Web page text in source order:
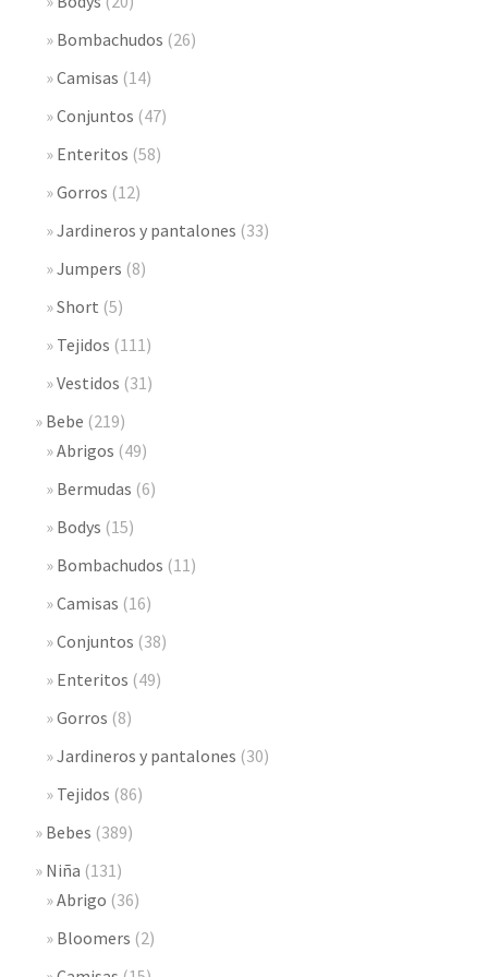
Bombachudos (26)
Camisas (14)
Conjuntos (47)
Enteritos (58)
Gorros (12)
Jardineros y pantalones (33)
Jumpers (8)
Short (5)
Tejidos (111)
Vestidos (31)
Bebe (219)
Abrigos (49)
Bermudas (6)
Bodys (15)
Bombachudos (11)
Camisas (16)
Conjuntos (38)
Enteritos (49)
Gorros (8)
Jardineros y pantalones (30)
Tejidos (86)
Bebes (389)
Niña (131)
Abrigo (36)
Bloomers (2)